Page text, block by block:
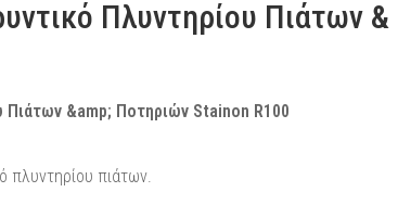
Πλυντηρίου Πιάτων &
Πιάτων &amp; Ποτηριών Stainon R100
πλυντηρίου πιάτων.